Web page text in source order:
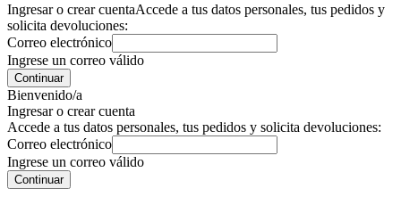
Ingresar o crear cuentaAccede a tus datos personales, tus pedidos y
solicita devoluciones:
Correo electrónico
Ingrese un correo válido
Continuar
Bienvenido/a
Ingresar o crear cuenta
Accede a tus datos personales, tus pedidos y solicita devoluciones:
Correo electrónico
Ingrese un correo válido
Continuar